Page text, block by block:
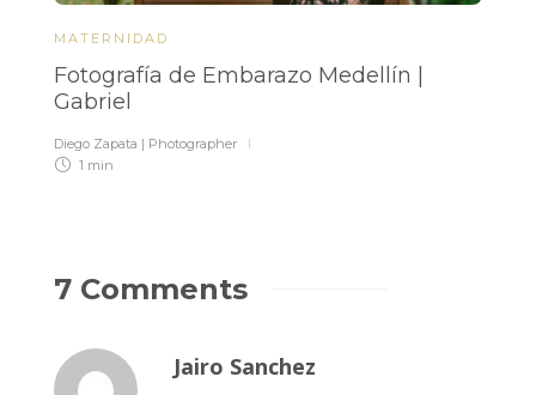
MATERNIDAD
Fotografía de Embarazo Medellín |
Gabriel
Diego Zapata | Photographer
1 min
7 Comments
Jairo Sanchez